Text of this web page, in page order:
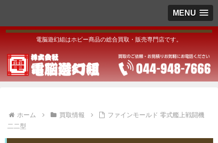
MENU
電脳遊幻組はホビー商品の総合買取・販売専門店です。
ホーム 買取情報
ファインモールド 零式艦上戦闘機
二二型